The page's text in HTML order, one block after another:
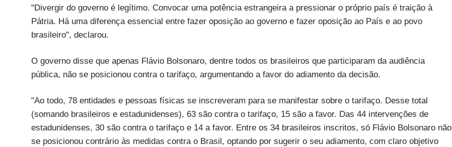
"Divergir do governo é legítimo. Convocar uma potência estrangeira a pressionar o próprio país é traição à
Pátria. Há uma diferença essencial entre fazer oposição ao governo e fazer oposição ao País e ao povo
brasileiro", declarou.
O governo disse que apenas Flávio Bolsonaro, dentre todos os brasileiros que participaram da audiência
pública, não se posicionou contra o tarifaço, argumentando a favor do adiamento da decisão.
"Ao todo, 78 entidades e pessoas físicas se inscreveram para se manifestar sobre o tarifaço. Desse total
(somando brasileiros e estadunidenses), 63 são contra o tarifaço, 15 são a favor. Das 44 intervenções de
estadunidenses, 30 são contra o tarifaço e 14 a favor. Entre os 34 brasileiros inscritos, só Flávio Bolsonaro não
se posicionou contrário às medidas contra o Brasil, optando por sugerir o seu adiamento, com claro objetivo